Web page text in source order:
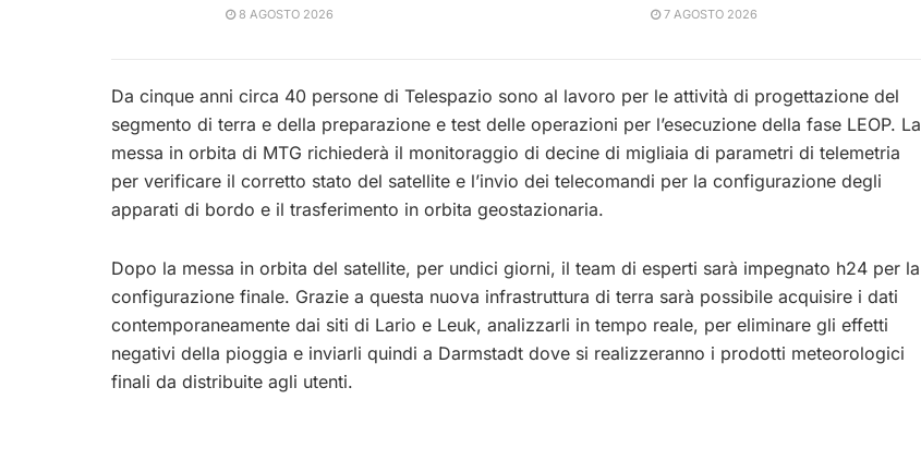
8 AGOSTO 2026 7 AGOSTO 2026
Da cinque anni circa 40 persone di Telespazio sono al lavoro per le attività di progettazione del
segmento di terra e della preparazione e test delle operazioni per l’esecuzione della fase LEOP. La
messa in orbita di MTG richiederà il monitoraggio di decine di migliaia di parametri di telemetria
per verificare il corretto stato del satellite e l’invio dei telecomandi per la configurazione degli
apparati di bordo e il trasferimento in orbita geostazionaria.
Dopo la messa in orbita del satellite, per undici giorni, il team di esperti sarà impegnato h24 per la
configurazione finale. Grazie a questa nuova infrastruttura di terra sarà possibile acquisire i dati
contemporaneamente dai siti di Lario e Leuk, analizzarli in tempo reale, per eliminare gli effetti
negativi della pioggia e inviarli quindi a Darmstadt dove si realizzeranno i prodotti meteorologici
finali da distribuite agli utenti.